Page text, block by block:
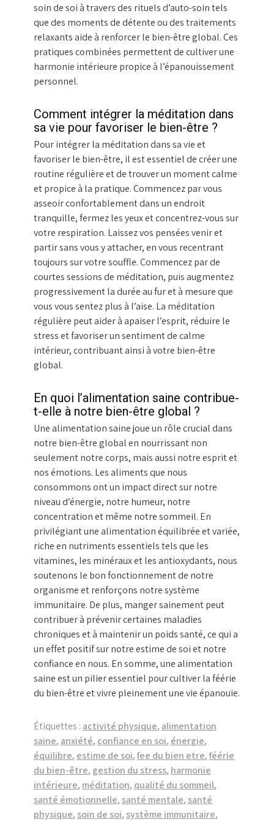
soin de soi à travers des rituels d’auto-soin tels
que des moments de détente ou des traitements
relaxants aide à renforcer le bien-être global. Ces
pratiques combinées permettent de cultiver une
harmonie intérieure propice à l’épanouissement
personnel.
Comment intégrer la méditation dans
sa vie pour favoriser le bien-être ?
Pour intégrer la méditation dans sa vie et
favoriser le bien-être, il est essentiel de créer une
routine régulière et de trouver un moment calme
et propice à la pratique. Commencez par vous
asseoir confortablement dans un endroit
tranquille, fermez les yeux et concentrez-vous sur
votre respiration. Laissez vos pensées venir et
partir sans vous y attacher, en vous recentrant
toujours sur votre souffle. Commencez par de
courtes sessions de méditation, puis augmentez
progressivement la durée au fur et à mesure que
vous vous sentez plus à l’aise. La méditation
régulière peut aider à apaiser l’esprit, réduire le
stress et favoriser un sentiment de calme
intérieur, contribuant ainsi à votre bien-être
global.
En quoi l’alimentation saine contribue-
t-elle à notre bien-être global ?
Une alimentation saine joue un rôle crucial dans
notre bien-être global en nourrissant non
seulement notre corps, mais aussi notre esprit et
nos émotions. Les aliments que nous
consommons ont un impact direct sur notre
niveau d’énergie, notre humeur, notre
concentration et même notre sommeil. En
privilégiant une alimentation équilibrée et variée,
riche en nutriments essentiels tels que les
vitamines, les minéraux et les antioxydants, nous
soutenons le bon fonctionnement de notre
organisme et renforçons notre système
immunitaire. De plus, manger sainement peut
contribuer à prévenir certaines maladies
chroniques et à maintenir un poids santé, ce qui a
un effet positif sur notre estime de soi et notre
confiance en nous. En somme, une alimentation
saine est un pilier essentiel pour cultiver la féérie
du bien-être et vivre pleinement une vie épanouie.
Étiquettes : activité physique, alimentation
saine, anxiété, confiance en soi, énergie,
équilibre, estime de soi,fee du bien etre,féérie
du bien-être, gestion du stress, harmonie
intérieure, méditation, qualité du sommeil,
santé émotionnelle, santé mentale, santé
physique, soin de soi, système immunitaire,